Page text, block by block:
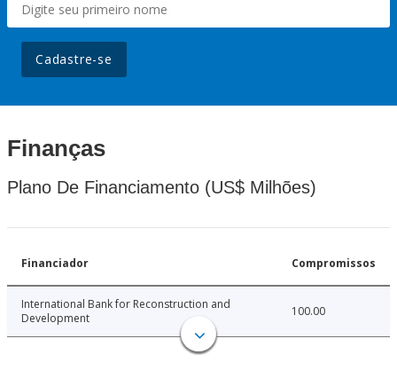
Cadastre-se
Finanças
Plano De Financiamento (US$ Milhões)
Financiador Compromissos
International Bank for Reconstruction and
Development
100.00